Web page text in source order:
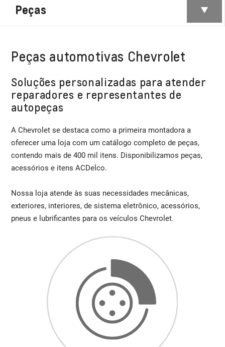
Peças
Peças automotivas Chevrolet
Soluções personalizadas para atender
reparadores e representantes de
autopeças
A Chevrolet se destaca como a primeira montadora a
oferecer uma loja com um catálogo completo de peças,
contendo mais de 400 mil itens. Disponibilizamos peças,
acessórios e itens ACDelco.
Nossa loja atende às suas necessidades mecânicas,
exteriores, interiores, de sistema eletrônico, acessórios,
pneus e lubrificantes para os veículos Chevrolet.